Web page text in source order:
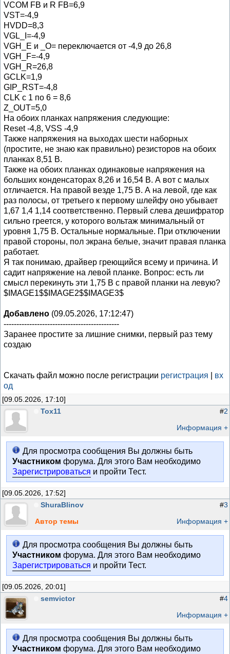
VCOM FB и R FB=6,9
VST=-4,9
HVDD=8,3
VGL_I=-4,9
VGH_E и _O= переключается от -4,9 до 26,8
VGH_F=-4,9
VGH_R=26,8
GCLK=1,9
GIP_RST=-4,8
CLK с 1 по 6 = 8,6
Z_OUT=5,0
На обоих планках напряжения следующие:
Reset -4,8, VSS -4,9
Также напряжения на выходах шести наборных
(простите, не знаю как правильно) резисторов на обоих
планках 8,51 В.
Также на обоих планках одинаковые напряжения на
больших конденсаторах 8,26 и 16,54 В. А вот с малых
отличается. На правой везде 1,75 В. А на левой, где как
раз полосы, от третьего к первому шлейфу оно убывает
1,67 1,4 1,14 соответственно. Первый слева дешифратор
сильно греется, у которого вольтаж минимальный от
уровня 1,75 В. Остальные нормальные. При отключении
правой стороны, пол экрана белые, значит правая планка
работает.
Я так понимаю, драйвер греющийся всему и причина. И
садит напряжение на левой планке. Вопрос: есть ли
смысл перекинуть эти 1,75 В с правой планки на левую?
$IMAGE1$$IMAGE2$$IMAGE3$
Добавлено (09.05.2026, 17:12:47)
---------------------------------------------
Заранее простите за лишние снимки, первый раз тему
создаю
Скачать файл можно после регистрации регистрация
вх
од
[09.05.2026, 17:10]
Тох11
#2
Информация +
Для просмотра сообщения Вы должны быть
Участником форума. Для этого Вам необходимо
Зарегистрироваться и пройти Тест.
[09.05.2026, 17:52]
ShuraBlinov
Автор темы
#3
Информация +
Для просмотра сообщения Вы должны быть
Участником форума. Для этого Вам необходимо
Зарегистрироваться и пройти Тест.
[09.05.2026, 20:01]
semvictor
#4
Информация +
Для просмотра сообщения Вы должны быть
Участником форума. Для этого Вам необходимо